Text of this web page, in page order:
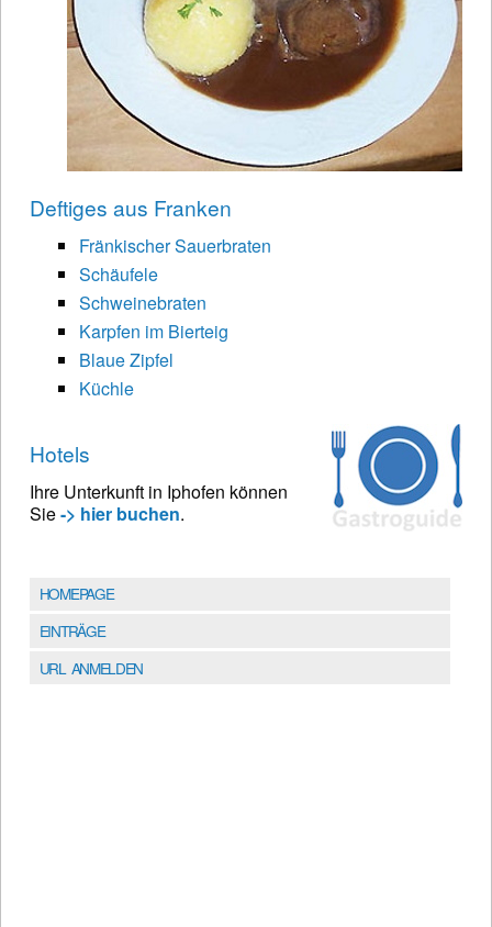
Deftiges aus Franken
Fränkischer Sauerbraten
Schäufele
Schweinebraten
Karpfen im Bierteig
Blaue Zipfel
Küchle
Hotels
Ihre Unterkunft in Iphofen können
Sie-> hier buchen.
HOMEPAGE
EINTRÄGE
URL ANMELDEN